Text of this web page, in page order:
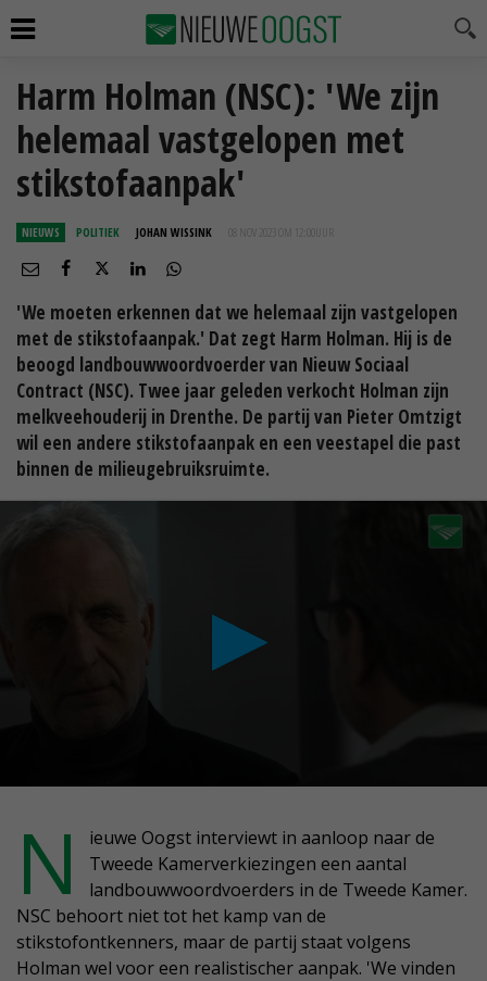
Harm Holman (NSC): 'We zijn
helemaal vastgelopen met
stikstofaanpak'
NIEUWS POLITIEK JOHAN WISSINK 08 NOV 2023 OM 12:00
'We moeten erkennen dat we helemaal zijn vastgelopen
met de stikstofaanpak.' Dat zegt Harm Holman. Hij is de
beoogd landbouwwoordvoerder van Nieuw Sociaal
Contract (NSC). Twee jaar geleden verkocht Holman zijn
melkveehouderij in Drenthe. De partij van Pieter Omtzigt
wil een andere stikstofaanpak en een veestapel die past
binnen de milieugebruiksruimte.
N
ieuwe Oogst interviewt in aanloop naar de
Tweede Kamerverkiezingen een aantal
landbouwwoordvoerders in de Tweede Kamer.
NSC behoort niet tot het kamp van de
stikstofontkenners, maar de partij staat volgens
Holman wel voor een realistischer aanpak. 'We vinden